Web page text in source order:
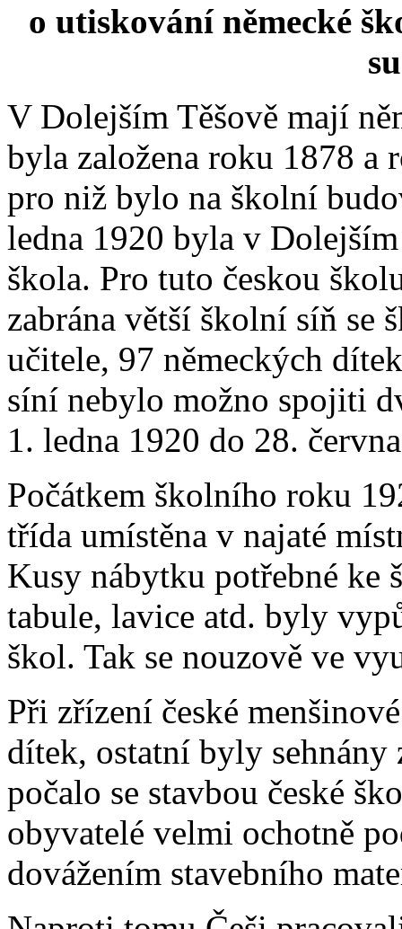
o utiskování německé
V Dolejším Těšově mají
byla založena roku 1878 a
pro niž bylo na školní
ledna 1920 byla v
škola. Pro tuto českou
zabrána větší školní síň se
učitele, 97 německých
síní nebylo možno spojiti
1. ledna 1920 do 28.
Počátkem školního roku
třída umístěna v najaté
Kusy nábytku potřebné
tabule, lavice atd. byly
škol. Tak se nouzově ve
Při zřízení české
dítek, ostatní byly
počalo se stavbou české
obyvatelé velmi ochotně
dovážením stavebního